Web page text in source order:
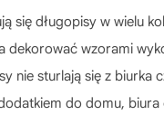
się długopisy w wielu
dekorować wzorami
nie sturlają się z biurka
do domu, biura